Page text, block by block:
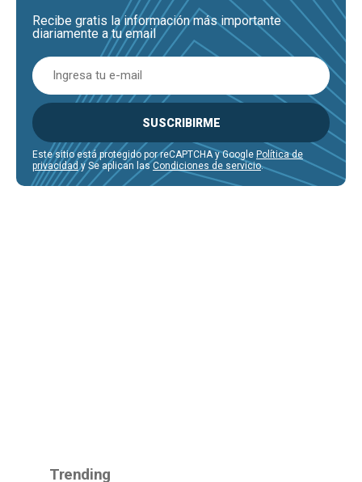
Recibe gratis la información más importante
diariamente a tu email
SUSCRIBIRME
Este sitio está protegido por reCAPTCHA y Google Política de
privacidad y Se aplican lasCondiciones de servicio.
Trending